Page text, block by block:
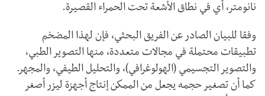
نانومتر، أي في نطاق الأشعة تحت الحمراء القصيرة.
وفقا للبيان الصادر عن الفريق البحثي، فإن لهذا المضخم
تطبيقات محتملة في مجالات متعددة، منها التصوير الطبي،
والتصوير التجسيمي (الهولوغرافي)، والتحليل الطيفي، والمجهر.
كما أن تصغير حجمه يجعل من الممكن إنتاج أجهزة ليزر أصغر